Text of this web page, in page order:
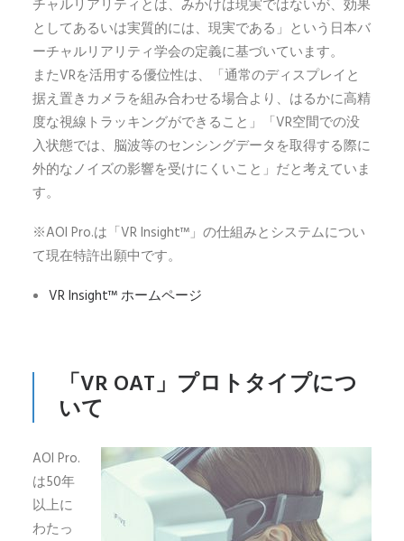
チャルリアリティとは、みかけは現実ではないが、効果
としてあるいは実質的には、現実である」という日本バ
ーチャルリアリティ学会の定義に基づいています。
またVRを活用する優位性は、「通常のディスプレイと
据え置きカメラを組み合わせる場合より、はるかに高精
度な視線トラッキングができること」「VR空間での没
入状態では、脳波等のセンシングデータを取得する際に
外的なノイズの影響を受けにくいこと」だと考えていま
す。
※AOI Pro.は「VR Insight™」の仕組みとシステムについ
て現在特許出願中です。
VR Insight™ ホームページ
「VR OAT」プロトタイプにつ
いて
AOI Pro.
は50年
以上に
わたっ